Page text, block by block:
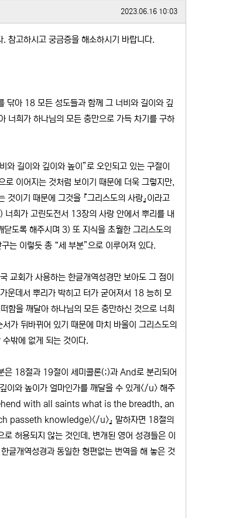
작성일
2023.06.16 10:03
참고하시고 궁금증을 해소하시기 바랍니다.
닦아 18 모든 성도들과 함께 그 너비와 길이와 깊
너희가 하나님의 모든 충만으로 가득 차기를 구하
와 길이와 깊이와 높이”로 오인되고 있는 구절이
로 이어지는 것처럼 보이기 때문에 더욱 그렇지만,
이기 때문에 그것을 『그리스도의 사랑』이라고
희가 고린도전서 13장의 사랑 안에서 뿌리를 내
도록 해주시며 3) 또 지식을 초월한 그리스도의
는 이렇듯 총 “세 부분”으로 이루어져 있다.
교회가 사용하는 한글개역성경만 보아도 그 점이
운데서 뿌리가 박히고 터가 굳어져서 18 능히 모
함을 깨달아 하나님의 모든 충만하신 것으로 너희
가 뒤바뀌어 있기 때문에 마치 바울이 그리스도의
밖에 없게 되는 것이다.
은 18절과 19절이 세미콜론(;)과 And로 분리되어
이와 높이가 얼마인가를 깨달을 수 있게</u> 해주
with all saints what is the breadth, an
knowledge)</u>』 말하자면 18절의
로 허용되지 않는 것인데, 변개된 영어 성경들은 이
글개역성경과 동일한 형편없는 번역을 해 놓은 것